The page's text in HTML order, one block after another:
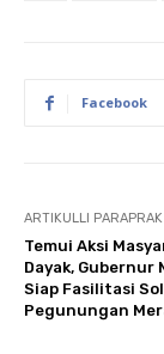
Facebook
ARTIKULLI PARAPRAK
Temui Aksi
Dayak, Gubernur
Siap Fasilitasi
Pegunungan